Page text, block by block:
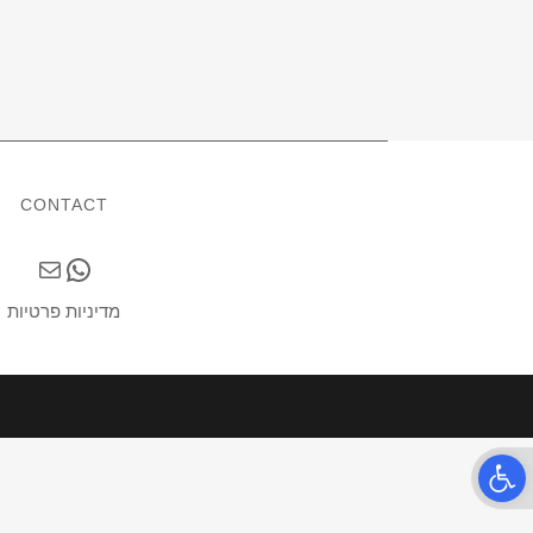
CONTACT
MailWhatsApp
מדיניות פרטיות
Open